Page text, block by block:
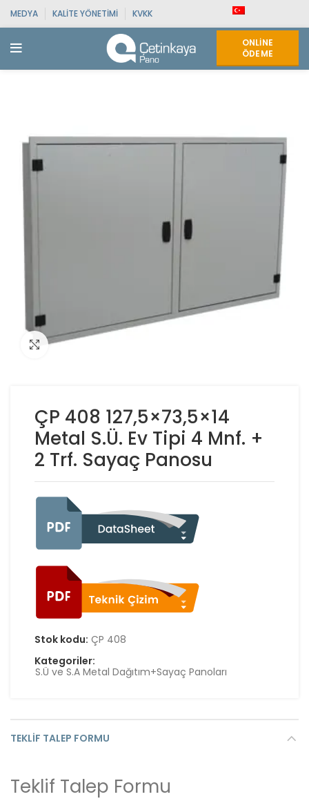
MEDYA KALITE YÖNETIMI KVKK
ONLINE
ÖDEME
Click to enlarge
ÇP 408 127,5×73,5×14
Metal S.Ü. Ev Tipi 4 Mnf. +
2 Trf. Sayaç Panosu
Stok kodu: ÇP 408
Kategoriler:
S.Ü ve S.A Metal Dağıtım+Sayaç Panoları
TEKLIF TALEP FORMU
Teklif Talep Formu